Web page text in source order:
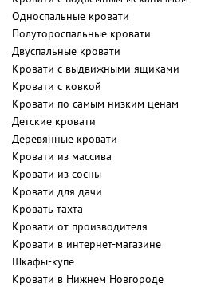
Односпальные кровати
Полутороспальные кровати
Двуспальные кровати
Кровати с выдвижными ящиками
Кровати с ковкой
Кровати по самым низким ценам
Детские кровати
Деревянные кровати
Кровати из массива
Кровати из сосны
Кровати для дачи
Кровать тахта
Кровати от производителя
Кровати в интернет-магазине
Шкафы-купе
Кровати в Нижнем Новгороде